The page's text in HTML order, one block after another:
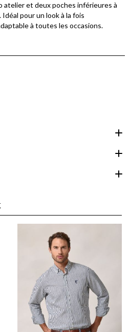
atelier et deux poches inférieures à
pour un look à la fois
à toutes les occasions.